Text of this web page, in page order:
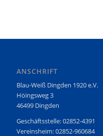
ANSCHRIFT
Blau-Weiß Dingden 1920 e.V.
Höingsweg 3
46499 Dingden
Geschäftsstelle: 02852-4391
Vereinsheim: 02852-960684